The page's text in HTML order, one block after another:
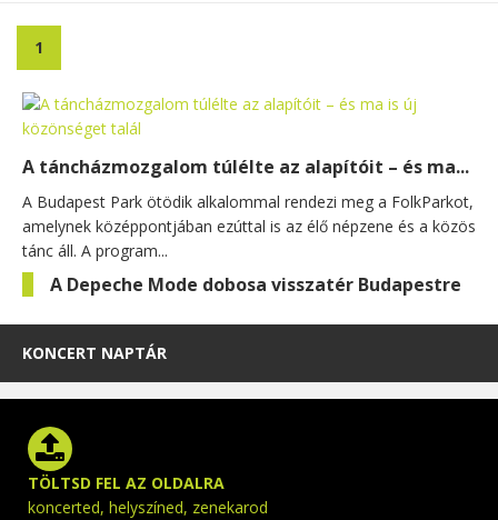
1
A táncházmozgalom túlélte az alapítóit – és ma...
A Budapest Park ötödik alkalommal rendezi meg a FolkParkot,
amelynek középpontjában ezúttal is az élő népzene és a közös
tánc áll. A program...
A Depeche Mode dobosa visszatér Budapestre
KONCERT NAPTÁR
TÖLTSD FEL AZ OLDALRA
koncerted, helyszíned, zenekarod